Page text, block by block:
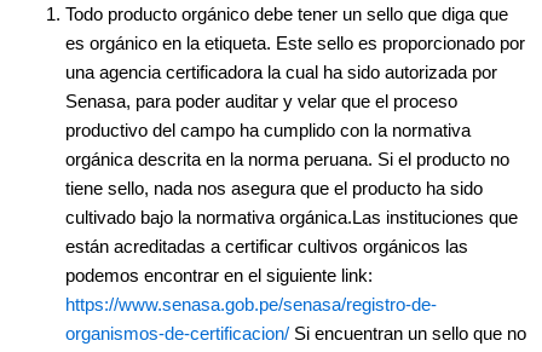
Todo producto orgánico debe tener un sello que diga que
es orgánico en la etiqueta. Este sello es proporcionado por
una agencia certificadora la cual ha sido autorizada por
Senasa, para poder auditar y velar que el proceso
productivo del campo ha cumplido con la normativa
orgánica descrita en la norma peruana. Si el producto no
tiene sello, nada nos asegura que el producto ha sido
cultivado bajo la normativa orgánica.Las instituciones que
están acreditadas a certificar cultivos orgánicos las
podemos encontrar en el siguiente link:
https://www.senasa.gob.pe/senasa/registro-de-
organismos-de-certificacion/ Si encuentran un sello que no